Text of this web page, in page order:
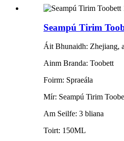
Seampú Tirim
Áit Bhunaidh: Zhejiang,
Ainm Branda: Toobett
Foirm: Spraeála
Mír: Seampú Tirim
Am Seilfe: 3 bliana
Toirt: 150ML